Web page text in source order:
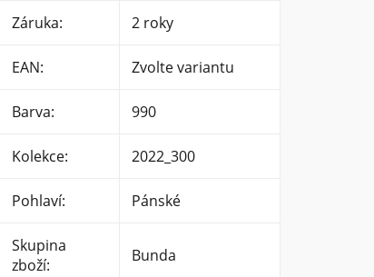
Záruka: 2 roky
EAN: Zvolte variantu
Barva: 990
Kolekce: 2022_300
Pohlaví: Pánské
Skupina
zboží: Bunda